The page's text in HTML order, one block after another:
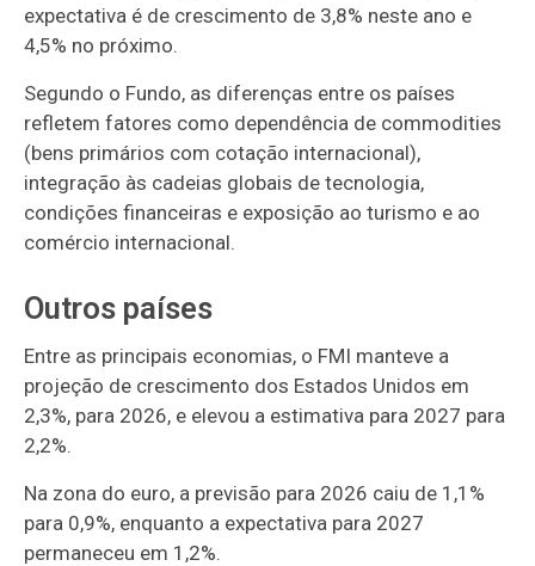
expectativa é de crescimento de 3,8% neste ano e
4,5% no próximo.
Segundo o Fundo, as diferenças entre os países
refletem fatores como dependência de commodities
(bens primários com cotação internacional),
integração às cadeias globais de tecnologia,
condições financeiras e exposição ao turismo e ao
comércio internacional.
Outros países
Entre as principais economias, o FMI manteve a
projeção de crescimento dos Estados Unidos em
2,3%, para 2026, e elevou a estimativa para 2027 para
2,2%.
Na zona do euro, a previsão para 2026 caiu de 1,1%
para 0,9%, enquanto a expectativa para 2027
permaneceu em 1,2%.